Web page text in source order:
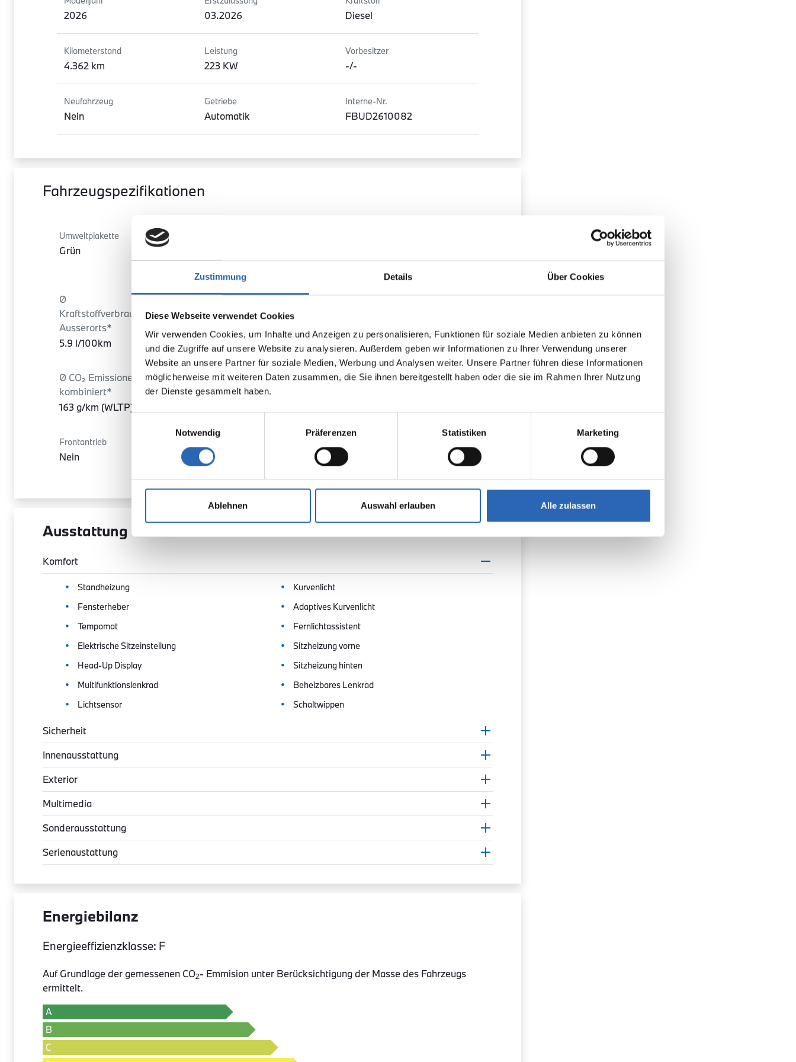
Zustimmung Details Über Cookies
Diese Webseite verwendet Cookies
Wir verwenden Cookies, um Inhalte und Anzeigen zu personalisieren, Funktionen für soziale Medien anbieten zu können
und die Zugriffe auf unsere Website zu analysieren. Außerdem geben wir Informationen zu Ihrer Verwendung unserer
Website an unsere Partner für soziale Medien, Werbung und Analysen weiter. Unsere Partner führen diese Informationen
möglicherweise mit weiteren Daten zusammen, die Sie ihnen bereitgestellt haben oder die sie im Rahmen Ihrer Nutzung
der Dienste gesammelt haben.
Notwendig
Präferenzen Statistiken Marketing
Ablehnen Auswahl erlauben Alle zulassen
2026 03.2026 Diesel
Kilometerstand
4.362 km
Leistung
223 KW
Vorbesitzer
-/-
Neufahrzeug
Nein
Getriebe
Automatik
Interne-Nr.
FBUD2610082
Fahrzeugspezifikationen
Umweltplakette
Grün
Schadstoff
6.2 l/100km
10.1 l/100km
Ø
Kraftstoffverbrauch
Ausserorts*
5.9 l/100km
Ø
Kraftstoffverbrauch
5.9 l/100km
Ø
Kraftstoffverbrauch
5.2 l/100km
CO₂-Klasse*
Ø CO₂ Emissionen
kombiniert*
163 g/km (WLTP)
Türen
5
Leergewicht Heckantrieb
Frontantrieb
Nein
Ausstattung
Komfort
Standheizung
Fensterheber
Tempomat
Elektrische Sitzeinstellung
Head-Up Display
Multifunktionslenkrad
Lichtsensor
Kurvenlicht
Adaptives Kurvenlicht
Fernlichtassistent
Sitzheizung vorne
Sitzheizung hinten
Beheizbares Lenkrad
Schaltwippen
Sicherheit
Innenausstattung
Exterior
Multimedia
Sonderausstattung
Serienaustattung
Energiebilanz
Energieeffizienzklasse: F
Auf Grundlage der gemessenen CO2- Emmision unter Berücksichtigung der Masse des Fahrzeugs
ermittelt.
A
B
C